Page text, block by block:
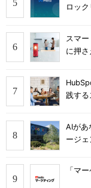
ロッ
スマ
に押さ
践す
AIが
ージェ
「マ